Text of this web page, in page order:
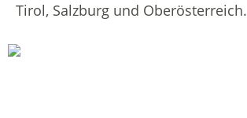
Tirol, Salzburg und Oberösterreich.